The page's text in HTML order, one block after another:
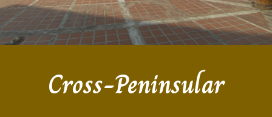
Cross-Peninsular